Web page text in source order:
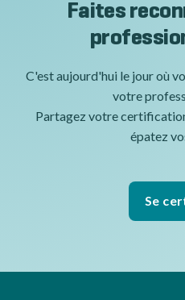
Faites
C'est aujourd'hui le jour où
votre
Partagez votre
épatez
Se